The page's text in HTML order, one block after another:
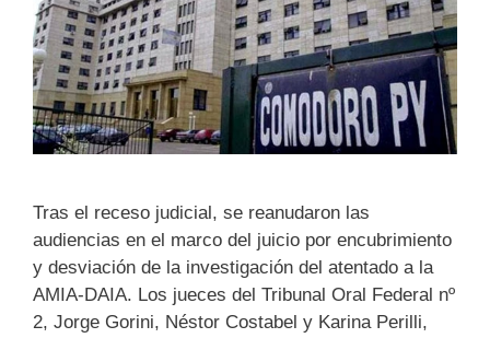
Tras el receso judicial, se reanudaron las
audiencias en el marco del juicio por encubrimiento
y desviación de la investigación del atentado a la
AMIA-DAIA. Los jueces del Tribunal Oral Federal nº
2, Jorge Gorini, Néstor Costabel y Karina Perilli,